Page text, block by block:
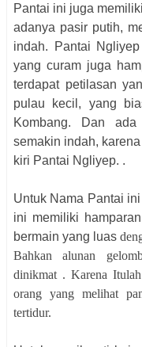
Pantai ini juga
adanya pasir putih,
indah. Pantai
yang curam juga
terdapat petilasan
pulau kecil, yang
Kombang. Dan
semakin indah,
kiri Pantai Ngliyep. .
Untuk Nama Pantai
ini memiliki
bermain yang luas
Bahkan alunan
dinikmat . Karena
orang yang melihat
tertidur.